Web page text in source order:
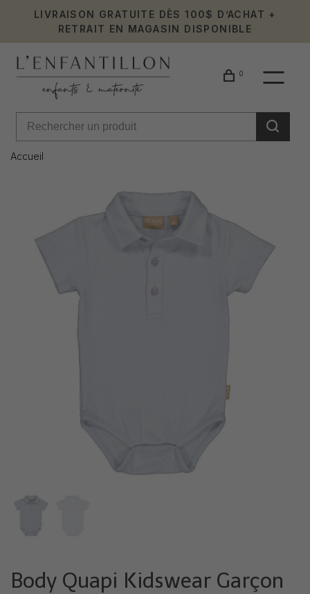
LIVRAISON GRATUITE DÈS 100$ D’ACHAT +
RETRAIT EN MAGASIN DISPONIBLE
0
Accueil
Body Quapi Kidswear Garçon